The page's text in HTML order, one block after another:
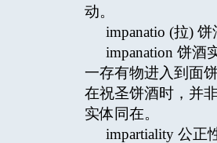
动。
impanatio (拉)
impanation 饼酒
一存有物进入到面
在祝圣饼酒时，并
实体同在。
impartiality 公正